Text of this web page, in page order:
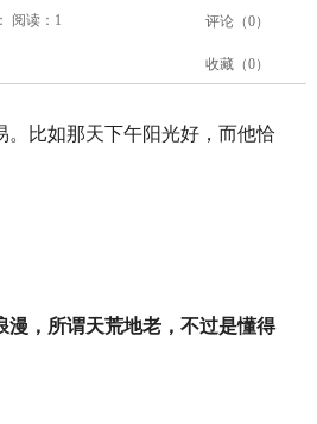
阅读：1 评论（0）
收藏（0）
。比如那天下午阳光好，而他恰
漫，所谓天荒地老，不过是懂得